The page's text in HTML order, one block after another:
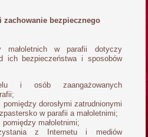
bezpiecznego
małoletnich w parafii dotyczy
ich bezpieczeństwa i sposobów
i osób zaangażowanych
dorosłymi zatrudnionymi
w parafii a małoletnimi;
małoletnimi;
z Internetu i mediów